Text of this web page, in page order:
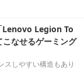
Lenovo Legion To
なせるゲーミング
スしやすい構造もあり